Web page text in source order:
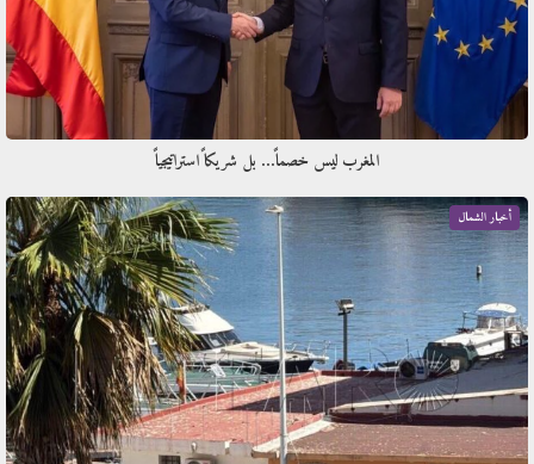
المغرب ليس خصماً… بل شريكاً استراتيجياً
أخبار الشمال